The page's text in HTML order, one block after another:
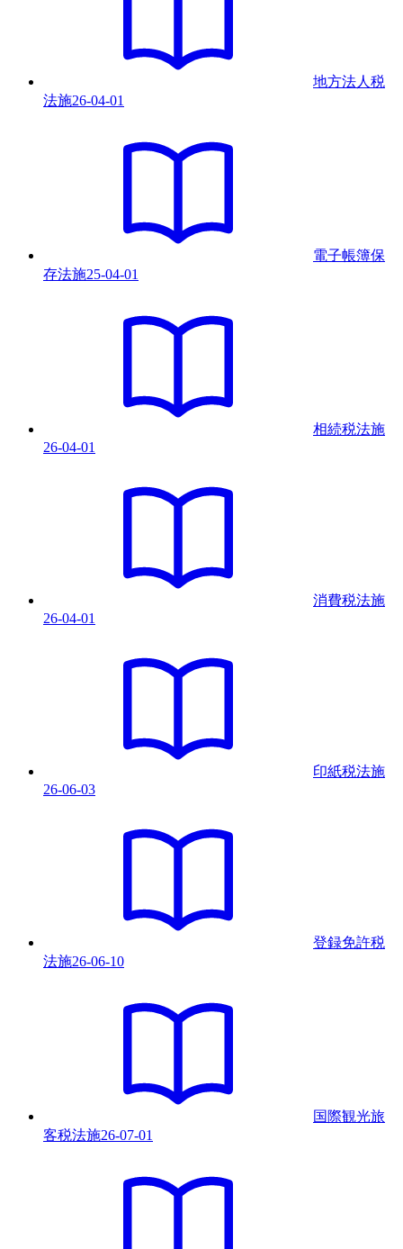
地方法人税
法施26-04-01
電子帳簿保
存法施25-04-01
相続税法施
26-04-01
消費税法施
26-04-01
印紙税法施
26-06-03
登録免許税
法施26-06-10
国際観光旅
客税法施26-07-01